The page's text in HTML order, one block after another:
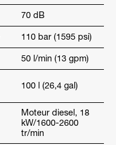
70 dB
110 bar (1595 psi)
50 l/min (13 gpm)
100 l (26,4 gal)
Moteur diesel, 18
kW/1600-2600
tr/min